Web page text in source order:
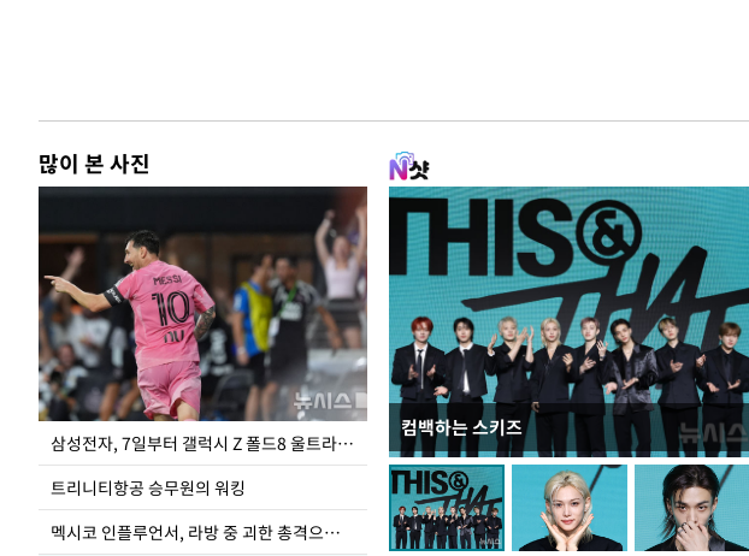
많이 본 사진
삼성전자, 7일부터 갤럭시 Z 폴드8 울트라·폴드8·플립8 출시
트리니티항공 승무원의 워킹
멕시코 인플루언서, 라방 중 괴한 총격으로 사망
컴백하는 스키즈
오세훈 "용산어린이정원 주택 공급 동의할 수 없
어"